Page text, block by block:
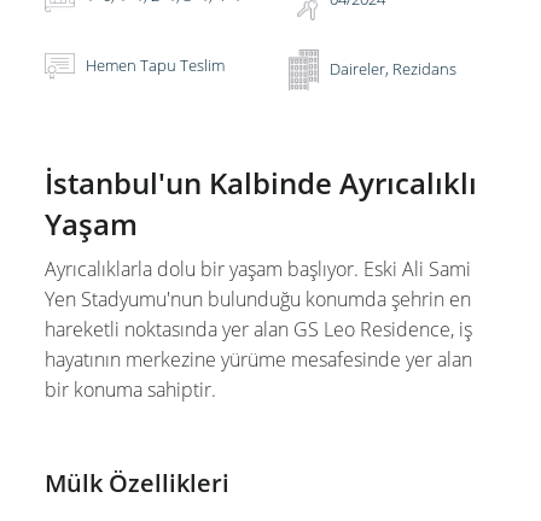
Hemen Tapu Teslim Daireler, Rezidans
İstanbul'un Kalbinde Ayrıcalıklı
Yaşam
Ayrıcalıklarla dolu bir yaşam başlıyor. Eski Ali Sami
Yen Stadyumu'nun bulunduğu konumda şehrin en
hareketli noktasında yer alan GS Leo Residence, iş
hayatının merkezine yürüme mesafesinde yer alan
bir konuma sahiptir.
Mülk Özellikleri